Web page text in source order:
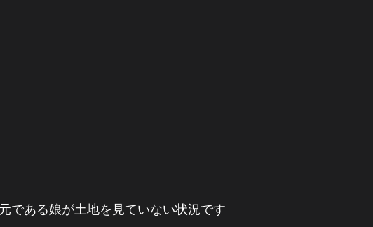
である娘が土地を見ていない状況です